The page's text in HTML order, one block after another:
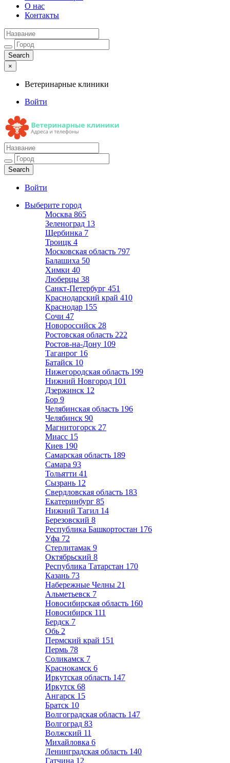
О нас
Контакты
×
Ветеринарные клиники
Войти
Ветеринарные клиники
Адреса и телефоны
Войти
Выберите город
Москва 865
Зеленоград 13
Щербинка 7
Троицк 4
Московская область 797
Балашиха 50
Химки 40
Люберцы 38
Санкт-Петербург 451
Краснодарский край 410
Краснодар 155
Сочи 47
Новороссийск 28
Ростовская область 222
Ростов-на-Дону 109
Таганрог 16
Батайск 10
Нижегородская область 199
Нижний Новгород 101
Дзержинск 12
Бор 9
Челябинская область 196
Челябинск 90
Магнитогорск 27
Миасс 15
Киев 190
Самарская область 189
Самара 93
Тольятти 41
Сызрань 12
Свердловская область 183
Екатеринбург 85
Нижний Тагил 14
Березовский 8
Республика Башкортостан 176
Уфа 72
Стерлитамак 9
Октябрьский 8
Республика Татарстан 170
Казань 73
Набережные Челны 21
Альметьевск 7
Новосибирская область 160
Новосибирск 111
Бердск 7
Обь 2
Пермский край 151
Пермь 78
Соликамск 7
Краснокамск 6
Иркутская область 147
Иркутск 68
Ангарск 15
Братск 10
Волгоградская область 147
Волгоград 83
Волжский 11
Михайловка 6
Ленинградская область 140
Гатчина 12